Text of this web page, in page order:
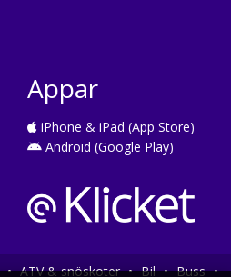
Appar
iPhone & iPad (App Store)
Android (Google Play)
• ATV & snöskoter • Bil • Buss •